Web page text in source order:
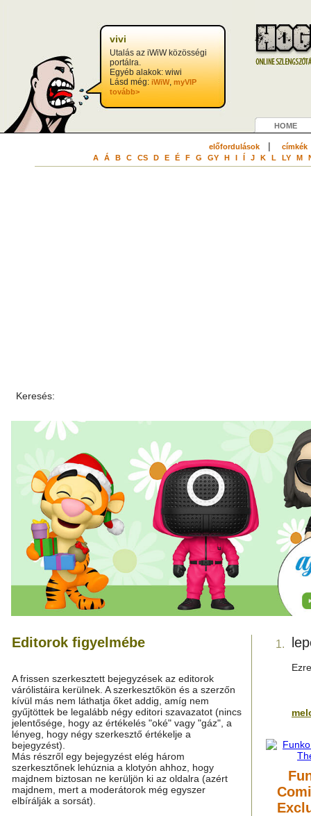
vivi
Utalás az iWiW közösségi
portálra.
Egyéb alakok: wiwi
Lásd még: iWiW, myVIP
tovább>
HOME
előfordulások| címkék
A Á B C CS D E É F G GY H I Í J K L LY M
Keresés:
Editorok figyelmébe
A frissen szerkesztett bejegyzések az editorok
várólistáira kerülnek. A szerkesztőkön és a szerzőn
kívül más nem láthatja őket addig, amíg nem
gyűjtöttek be legalább négy editori szavazatot (nincs
jelentősége, hogy az értékelés "oké" vagy "gáz", a
lényeg, hogy négy szerkesztő értékelje a
bejegyzést).
Más részről egy bejegyzést elég három
szerkesztőnek lehúznia a klotyón ahhoz, hogy
majdnem biztosan ne kerüljön ki az oldalra (azért
majdnem, mert a moderátorok még egyszer
elbírálják a sorsát).
1.